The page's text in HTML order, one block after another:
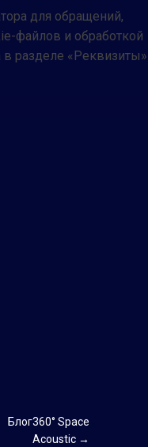
для обращений,
файлов и обработкой
разделе «Реквизиты»
Блог360° Space
Acoustic →